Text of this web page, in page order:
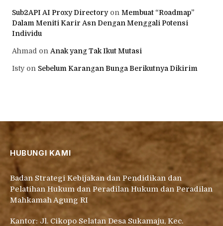
Sub2API AI Proxy Directoryon Membuat “Roadmap”
Dalam Meniti Karir Asn Dengan Menggali Potensi
Individu
Ahmad on Anak yang Tak Ikut Mutasi
Istyon Sebelum Karangan Bunga Berikutnya Dikirim
HUBUNGI KAMI
Badan Strategi Kebijakan dan Pendidikan dan
Pelatihan Hukum dan Peradilan Hukum dan Peradilan
Mahkamah Agung RI
Kantor: Jl. Cikopo Selatan Desa Sukamaju, Kec.